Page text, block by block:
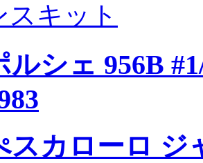
スキット
ルシェ 956B
スカローロ ジ